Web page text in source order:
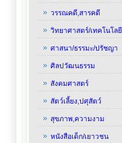
วรรณคดี,สารคดี
วิทยาศาสตร์/เทคโนโลยี
ศาสนา/ธรรมะ/ปรัชญา
ศิลปวัฒนธรรม
สังคมศาสตร์
สัตว์เลี้ยง,ปศุสัตว์
สุขภาพ,ความงาม
หนังสือเด็ก/เยาวชน